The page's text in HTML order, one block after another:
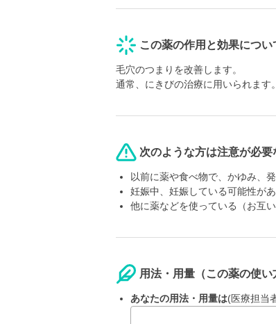
この薬の作用と効果につい
毛穴のつまりを改善します。
通常、にきびの治療に用いられます。
次のような方は注意が必
以前に薬や食べ物で、かゆみ、
妊娠中、妊娠している可能性が
他に薬などを使っている（お互
用法・用量（この薬の使い
あなたの用法・用量は(医療担当